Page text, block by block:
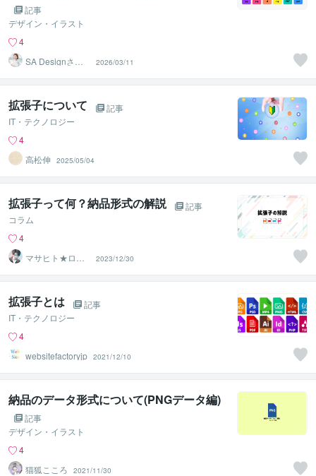
記事
デザイン・イラスト
4
SA Designさが
ねあきこ
2026/03/11
拡張子について
記事
IT・テクノロジー
4
高松伸
2025/05/04
拡張子って何？納品形式の解説
記事
コラム
4
マサヒト★ロゴ
専門デザイナー
2023/12/30
拡張子とは
記事
IT・テクノロジー
4
websitefactoryjp 2021/12/10
納品のデータ形式について(PNGデータ編)
記事
デザイン・イラスト
4
猫狐こころ
2021/11/30